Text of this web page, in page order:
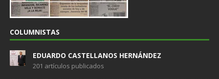
COLUMNISTAS
EDUARDO CASTELLANOS HERNÁNDEZ
201 artículos publicados